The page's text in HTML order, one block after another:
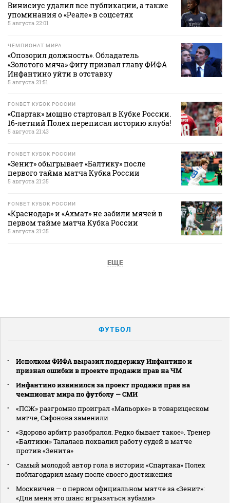
Винисиус удалил все публикации, а также
упоминания о «Реале» в соцсетях
5 августа 22:01
ЧЕМПИОНАТ МИРА
«Опозорил должность». Обладатель
«Золотого мяча» Фигу призвал главу ФИФА
Инфантино уйти в отставку
5 августа 21:51
FONBET КУБОК РОССИИ
«Спартак» мощно стартовал в Кубке России.
16-летний Полех переписал историю клуба!
5 августа 21:43
FONBET КУБОК РОССИИ
«Зенит» обыгрывает «Балтику» после
первого тайма матча Кубка России
5 августа 21:35
FONBET КУБОК РОССИИ
«Краснодар» и «Ахмат» не забили мячей в
первом тайме матча Кубка России
5 августа 21:35
ЕЩЕ
ФУТБОЛ
Исполком ФИФА выразил поддержку Инфантино и
признал ошибки в проекте продажи прав на ЧМ
Инфантино извинился за проект продажи прав на
чемпионат мира по футболу — СМИ
«ПСЖ» разгромно проиграл «Мальорке» в товарищеском
матче, Сафонова заменили
«Здорово арбитр разобрался. Редко бывает такое». Тренер
«Балтики» Талалаев похвалил работу судей в матче
против «Зенита»
Самый молодой автор гола в истории «Спартака» Полех
поблагодарил маму после своего достижения
Москвичев — о первом официальном матче за «Зенит»:
«Для меня это шанс вгрызаться зубами»